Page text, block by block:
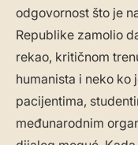
odgovornost što je
Republike zamolio
rekao, kritičnom
humanista i neko ko
pacijentima,
međunarodnim